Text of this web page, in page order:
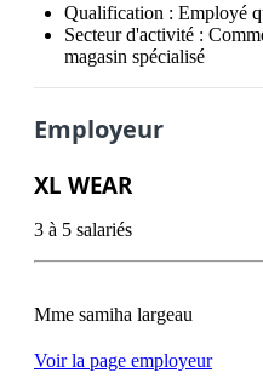
Qualification : Employé
Secteur d'activité :
magasin spécialisé
Employeur
XL WEAR
3 à 5 salariés
Voir la page employeur